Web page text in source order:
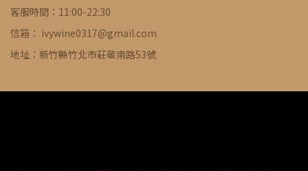
客服時間：11:00-22:30
信箱： ivywine0317@gmail.com
地址：新竹縣竹北市莊敬南路53號